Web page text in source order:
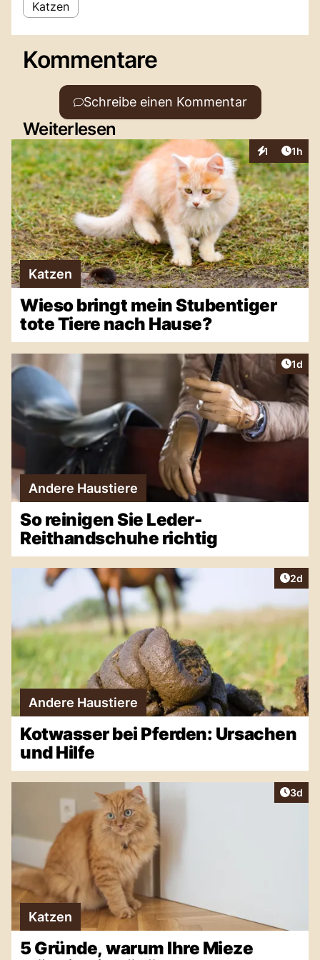
Katzen
Kommentare
Schreibe einen Kommentar
Weiterlesen
1
Interaktionen
1h
Katzen
Wieso bringt mein Stubentiger
tote Tiere nach Hause?
1d
Andere Haustiere
So reinigen Sie Leder-
Reithandschuhe richtig
2d
Andere Haustiere
Kotwasser bei Pferden: Ursachen
und Hilfe
3d
Katzen
5 Gründe, warum Ihre Mieze